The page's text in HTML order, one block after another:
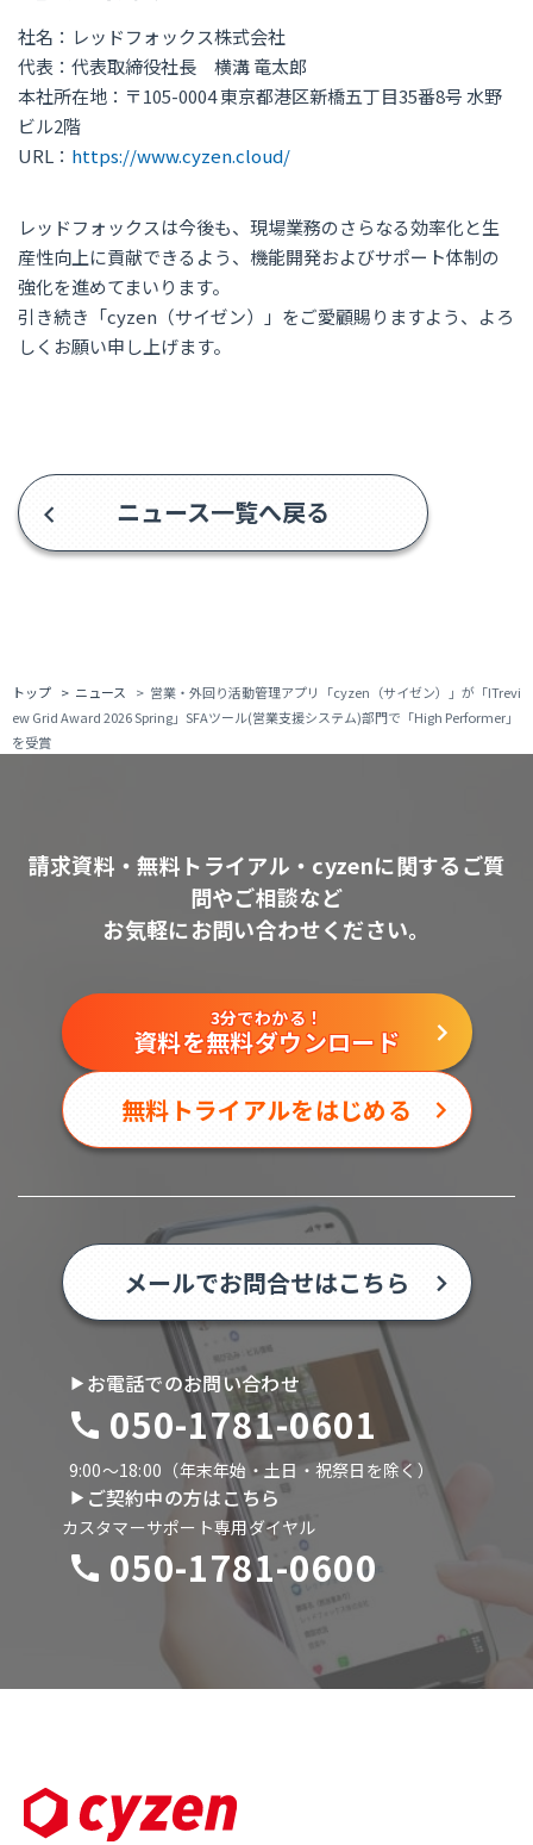
社名：レッドフォックス株式会社
代表：代表取締役社長 横溝 竜太郎
本社所在地：〒105-0004 東京都港区新橋五丁目35番8号 水野
ビル2階
URL： https://www.cyzen.cloud/
レッドフォックスは今後も、現場業務のさらなる効率化と生
産性向上に貢献できるよう、機能開発およびサポート体制の
強化を進めてまいります。
引き続き「cyzen（サイゼン）」をご愛顧賜りますよう、よろ
しくお願い申し上げます。
ニュース一覧へ戻る
トップ ニュース
営業・外回り活動管理アプリ「cyzen（サイゼン）」が「ITrevi
ew Grid Award 2026 Spring」SFAツール(営業支援システム)部門で「High Performer」
を受賞
請求資料・無料トライアル・cyzenに関するご質
問やご相談など
お気軽にお問い合わせください。
3分でわかる！
資料を無料ダウンロード
無料トライアルをはじめる
メールでお問合せはこちら
お電話でのお問い合わせ
050-1781-0601
9:00〜18:00（年末年始・土日・祝祭日を除く）
ご契約中の方はこちら
カスタマーサポート専用ダイヤル
050-1781-0600